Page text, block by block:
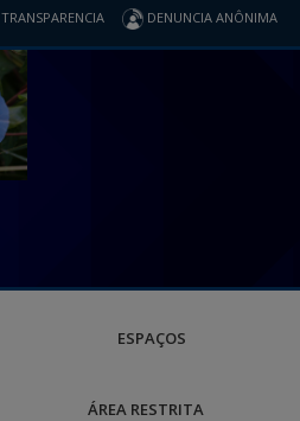
TRANSPARENCIA DENUNCIA ANÔNIMA
ESPAÇOS
ÁREA RESTRITA